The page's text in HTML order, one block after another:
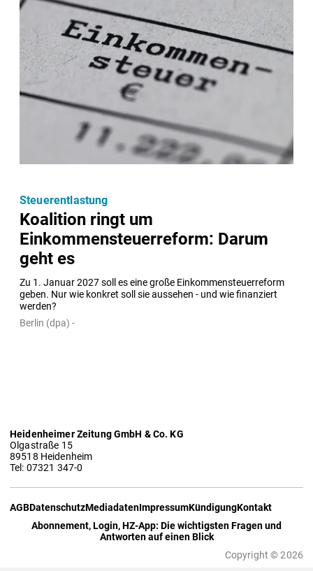
Koalition ringt um
Einkommensteuerreform: Darum
geht es
Zu 1. Januar 2027 soll es eine große Einkommensteuerreform
geben. Nur wie konkret soll sie aussehen - und wie finanziert
werden?
Steuerentlastung
Berlin (dpa) -
Heidenheimer Zeitung GmbH & Co. KG
Olgastraße 15
89518 Heidenheim
Tel: 07321 347-0
AGBDatenschutzMediadatenImpressumKündigungKontakt
Abonnement, Login, HZ-App: Die wichtigsten Fragen und
Antworten auf einen Blick
Copyright © 2026